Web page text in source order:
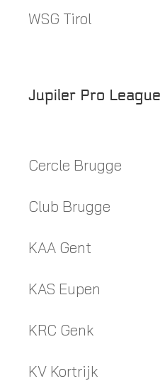
WSG Tirol
Jupiler Pro
Cercle Brugge
Club Brugge
KAA Gent
KAS Eupen
KRC Genk
KV Kortrijk